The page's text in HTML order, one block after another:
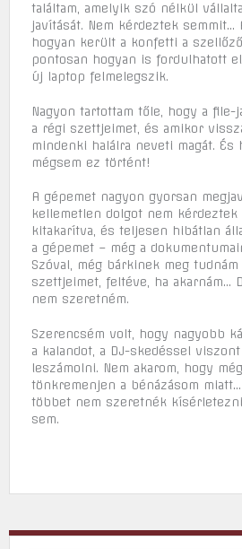
találtam, amelyik szó nélkül
javítását. Nem kérdeztek semmit…
hogyan került a konfetti a
pontosan hogyan is fordulhatott
új laptop felmelegszik.
Nagyon tartottam tőle, hogy a
a régi szettjeimet, és amikor
mindenki halálra neveti magát. És
mégsem ez történt!
A gépemet nagyon gyorsan
kellemetlen dolgot nem kérdeztek
kitakarítva, és teljesen hibátlan
a gépemet – még a
Szóval, még bárkinek meg
szettjeimet, feltéve, ha akarnám…
nem szeretném.
Szerencsém volt, hogy nagyobb
a kalandot, a DJ-skedéssel
leszámolni. Nem akarom, hogy
tönkremenjen a bénázásom
többet nem szeretnék
sem.